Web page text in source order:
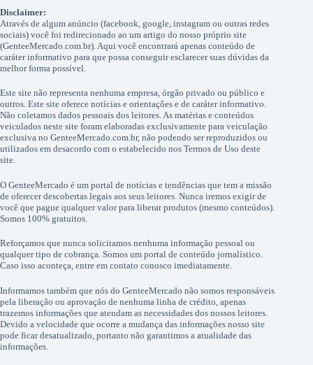
Disclaimer:
Através de algum anúncio (facebook, google, instagram ou outras redes
sociais) você foi redirecionado ao um artigo do nosso próprio site
(GenteeMercado.com.br). Aqui você encontrará apenas conteúdo de
caráter informativo para que possa conseguir esclarecer suas dúvidas da
melhor forma possível.
Este site não representa nenhuma empresa, órgão privado ou público e
outros. Este site oferece notícias e orientações e de caráter informativo.
Não coletamos dados pessoais dos leitores. As matérias e conteúdos
veiculados neste site foram elaboradas exclusivamente para veiculação
exclusiva no GenteeMercado.com.br, não podendo ser reproduzidos ou
utilizados em desacordo com o estabelecido nos Termos de Uso deste
site.
O GenteeMercado é um portal de notícias e tendências que tem a missão
de oferecer descobertas legais aos seus leitores. Nunca iremos exigir de
você que pague qualquer valor para liberar produtos (mesmo conteúdos).
Somos 100% gratuitos.
Reforçamos que nunca solicitamos nenhuma informação pessoal ou
qualquer tipo de cobrança. Somos um portal de conteúdo jornalístico.
Caso isso aconteça, entre em contato conosco imediatamente.
Informamos também que nós do GenteeMercado não somos responsáveis
pela liberação ou aprovação de nenhuma linha de crédito, apenas
trazemos informações que atendam as necessidades dos nossos leitores.
Devido a velocidade que ocorre a mudança das informações nosso site
pode ficar desatualizado, portanto não garantimos a atualidade das
informações.